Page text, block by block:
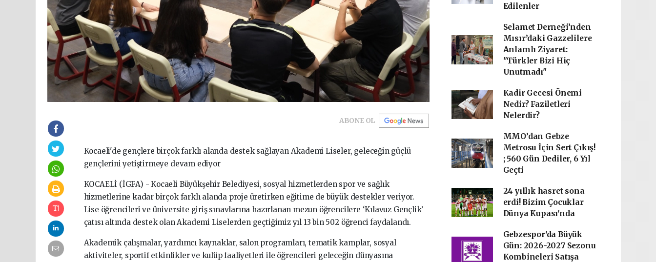
ABONE OL
Kocaeli'de gençlere birçok farklı alanda destek sağlayan Akademi Liseler, geleceğin güçlü
gençlerini yetiştirmeye devam ediyor
KOCAELİ (İGFA) - Kocaeli Büyükşehir Belediyesi, sosyal hizmetlerden spor ve sağlık
hizmetlerine kadar birçok farklı alanda proje üretirken eğitime de büyük destekler veriyor.
Lise öğrencileri ve üniversite giriş sınavlarına hazırlanan mezun öğrencilere ‘Kılavuz Gençlik’
çatısı altında destek olan Akademi Liselerden geçtiğimiz yıl 13 bin 502 öğrenci faydalandı.
Akademik çalışmalar, yardımcı kaynaklar, salon programları, tematik kamplar, sosyal
aktiviteler, sportif etkinlikler ve kulüp faaliyetleri ile öğrencileri geleceğin dünyasına
Edilenler
Selamet Derneği’nden
Mısır’daki Gazzelilere
Anlamlı Ziyaret:
"Türkler Bizi Hiç
Unutmadı"
Kadir Gecesi Önemi
Nedir? Faziletleri
Nelerdir?
MMO’dan Gebze
Metrosu İçin Sert Çıkış!
; 560 Gün Dediler, 6 Yıl
Geçti
24 yıllık hasret sona
erdi! Bizim Çocuklar
Dünya Kupası'nda
Gebzespor'da Büyük
Gün: 2026-2027 Sezonu
Kombineleri Satışa